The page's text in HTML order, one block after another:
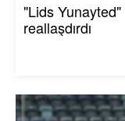
"Lids
reallaşdırdı